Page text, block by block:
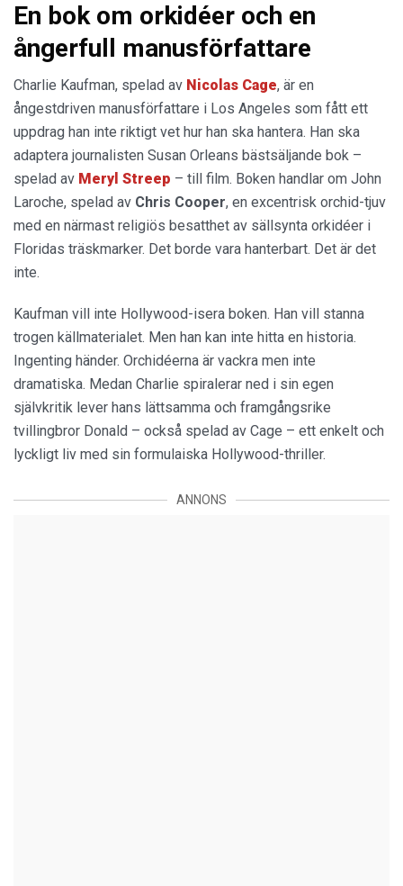
En bok om orkidéer och en
ångerfull manusförfattare
Charlie Kaufman, spelad av Nicolas Cage, är en
ångestdriven manusförfattare i Los Angeles som fått ett
uppdrag han inte riktigt vet hur han ska hantera. Han ska
adaptera journalisten Susan Orleans bästsäljande bok –
spelad av Meryl Streep – till film. Boken handlar om John
Laroche, spelad av Chris Cooper, en excentrisk orchid-tjuv
med en närmast religiös besatthet av sällsynta orkidéer i
Floridas träskmarker. Det borde vara hanterbart. Det är det
inte.
Kaufman vill inte Hollywood-isera boken. Han vill stanna
trogen källmaterialet. Men han kan inte hitta en historia.
Ingenting händer. Orchidéerna är vackra men inte
dramatiska. Medan Charlie spiralerar ned i sin egen
självkritik lever hans lättsamma och framgångsrike
tvillingbror Donald – också spelad av Cage – ett enkelt och
lyckligt liv med sin formulaiska Hollywood-thriller.
ANNONS